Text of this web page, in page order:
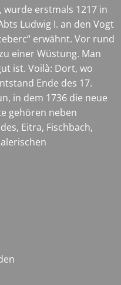
erstmals 1217 in
Ludwig I. an den Vogt
erwähnt. Vor rund
einer Wüstung. Man
ist. Voilà: Dort, wo
Ende des 17.
in dem 1736 die neue
gehören neben
Eitra, Fischbach,